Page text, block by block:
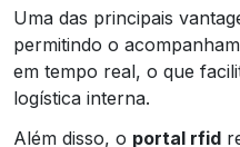
Uma das principais
permitindo o
em tempo real, o que
logística interna.
Além disso, o portal rfid